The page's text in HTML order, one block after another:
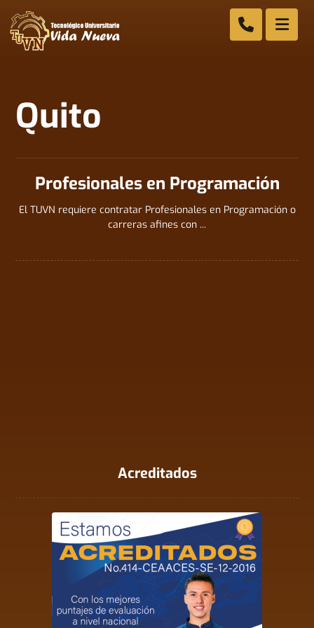
Quito
Profesionales en Programación
El TUVN requiere contratar Profesionales en Programación o
carreras afines con ...
Acreditados